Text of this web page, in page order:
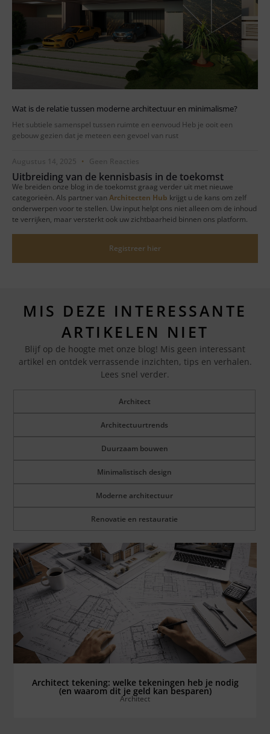
Wat is de relatie tussen moderne architectuur en minimalisme?
Het subtiele samenspel tussen ruimte en eenvoud Heb je ooit een
gebouw gezien dat je meteen een gevoel van rust
Augustus 14, 2025 Geen Reacties
Uitbreiding van de kennisbasis in de toekomst
We breiden onze blog in de toekomst graag verder uit met nieuwe
categorieën. Als partner van Architecten Hub krijgt u de kans om zelf
onderwerpen voor te stellen. Uw input helpt ons niet alleen om de inhoud
te verrijken, maar versterkt ook uw zichtbaarheid binnen ons platform.
Registreer hier
MIS DEZE INTERESSANTE
ARTIKELEN NIET
Blijf op de hoogte met onze blog! Mis geen interessant
artikel en ontdek verrassende inzichten, tips en verhalen.
Lees snel verder.
Architect
Architectuurtrends
Duurzaam bouwen
Minimalistisch design
Moderne architectuur
Renovatie en restauratie
Bekijk alles ⟶
Architect tekening: welke tekeningen heb je nodig
(en waarom dit je geld kan besparen)
Architect